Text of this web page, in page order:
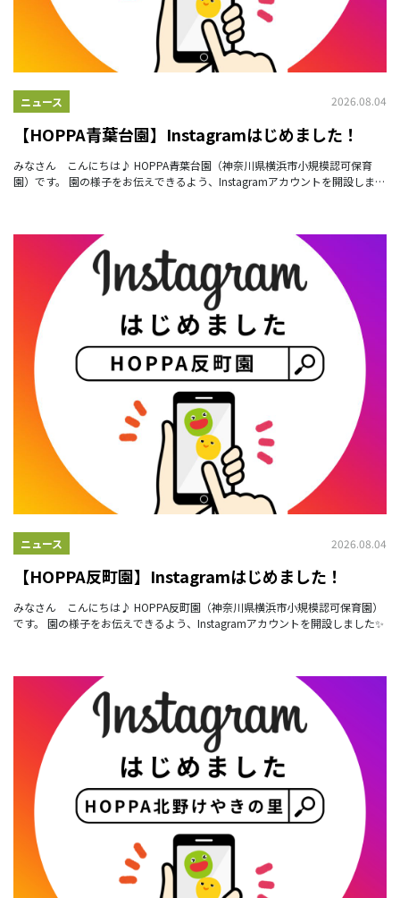
ニュース 2026.08.04
【HOPPA青葉台園】Instagramはじめました！
みなさん こんにちは♪ HOPPA青葉台園（神奈川県横浜市小規模認可保育
園）です。 園の様子をお伝えできるよう、Instagramアカウントを開設しまし
ニュース 2026.08.04
【HOPPA反町園】Instagramはじめました！
みなさん こんにちは♪ HOPPA反町園（神奈川県横浜市小規模認可保育園）
です。 園の様子をお伝えできるよう、Instagramアカウントを開設しました✨